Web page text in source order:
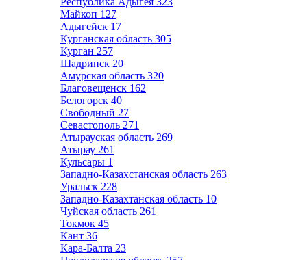
Майкоп 127
Адыгейск 17
Курганская область 305
Курган 257
Шадринск 20
Амурская область 320
Благовещенск 162
Белогорск 40
Свободный 27
Севастополь 271
Атырауская область 269
Атырау 261
Кульсары 1
Западно-Казахстанская область 263
Уральск 228
Западно-Казахтанская область 10
Чуйская область 261
Токмок 45
Кант 36
Кара-Балта 23